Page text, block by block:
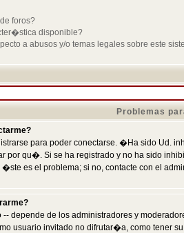
foros?
disponible?
a abusos y/o temas legales sobre este
Problemas
para poder conectarse. �Ha sido Ud.
por qu�. Si se ha registrado y no ha sido
es el problema; si no, contacte con el
depende de los administradores y
usuario invitado no difrutar�a, como tener